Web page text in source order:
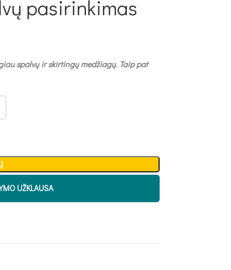
pasirinkimas
spalvų ir skirtingų medžiagų. Taip pat
UŽKLAUSA